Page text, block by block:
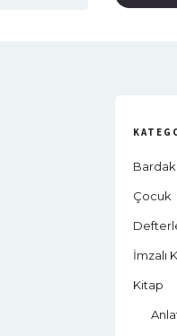
Bardak
Çocuk
İmzalı
Kitap